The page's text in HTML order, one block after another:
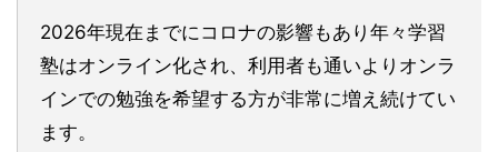
2026年現在までにコロナの影響もあり年々学習
塾はオンライン化され、利用者も通いよりオンラ
インでの勉強を希望する方が非常に増え続けてい
ます。